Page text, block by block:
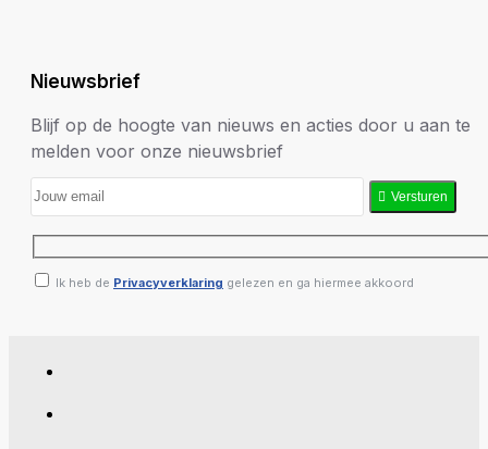
Nieuwsbrief
Blijf op de hoogte van nieuws en acties door u aan te
melden voor onze nieuwsbrief
Versturen
Ik heb de Privacyverklaring gelezen en ga hiermee akkoord